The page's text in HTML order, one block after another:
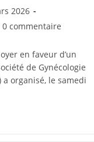
2026
0 commentaire
en faveur d’un
de Gynécologie
a organisé, le samedi